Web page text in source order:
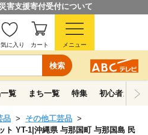
害支援寄付受付について
検索
に入り カート メニュー
覧 まち一覧 特集 初心者ガイド
品
その他工芸品
ト YT-1|沖縄県 与那国町 与那国島 民